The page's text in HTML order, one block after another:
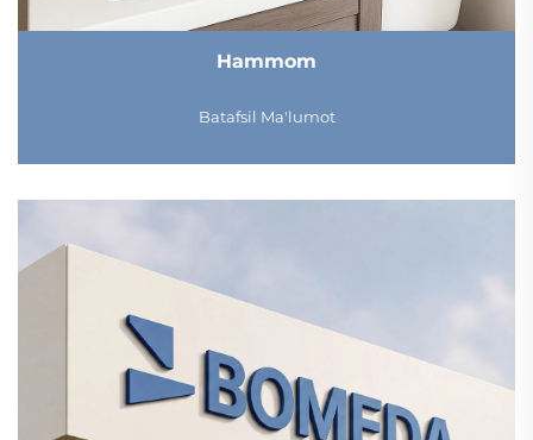
Hammom
Batafsil Ma'lumot